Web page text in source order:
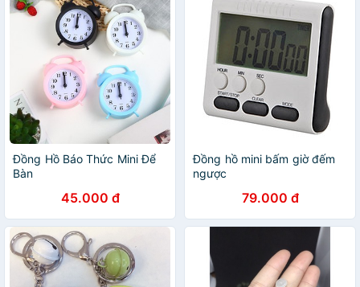
Đồng Hồ Báo Thức Mini Để
Bàn
45.000 đ
Đồng hồ mini bấm giờ đếm
ngược
79.000 đ